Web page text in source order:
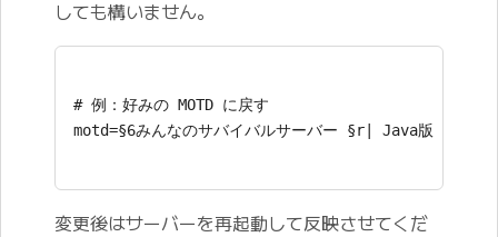
しても構いません。
変更後はサーバーを再起動して反映させてくだ